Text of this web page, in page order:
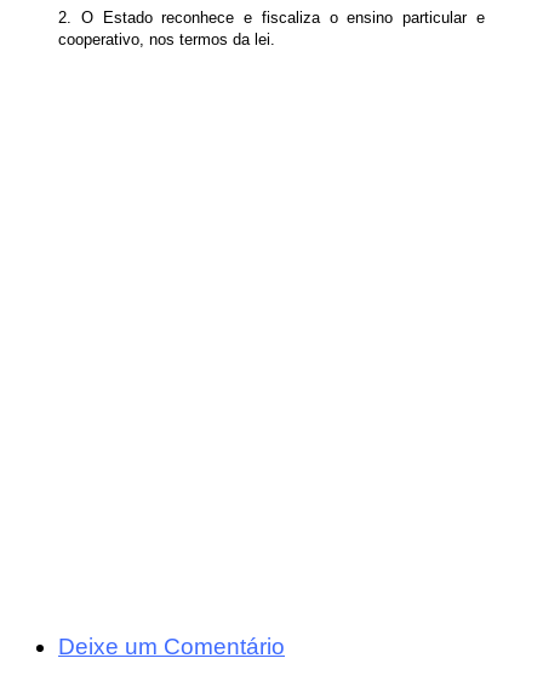
2. O Estado reconhece e fiscaliza o ensino particular e
cooperativo, nos termos da lei.
Deixe um Comentário